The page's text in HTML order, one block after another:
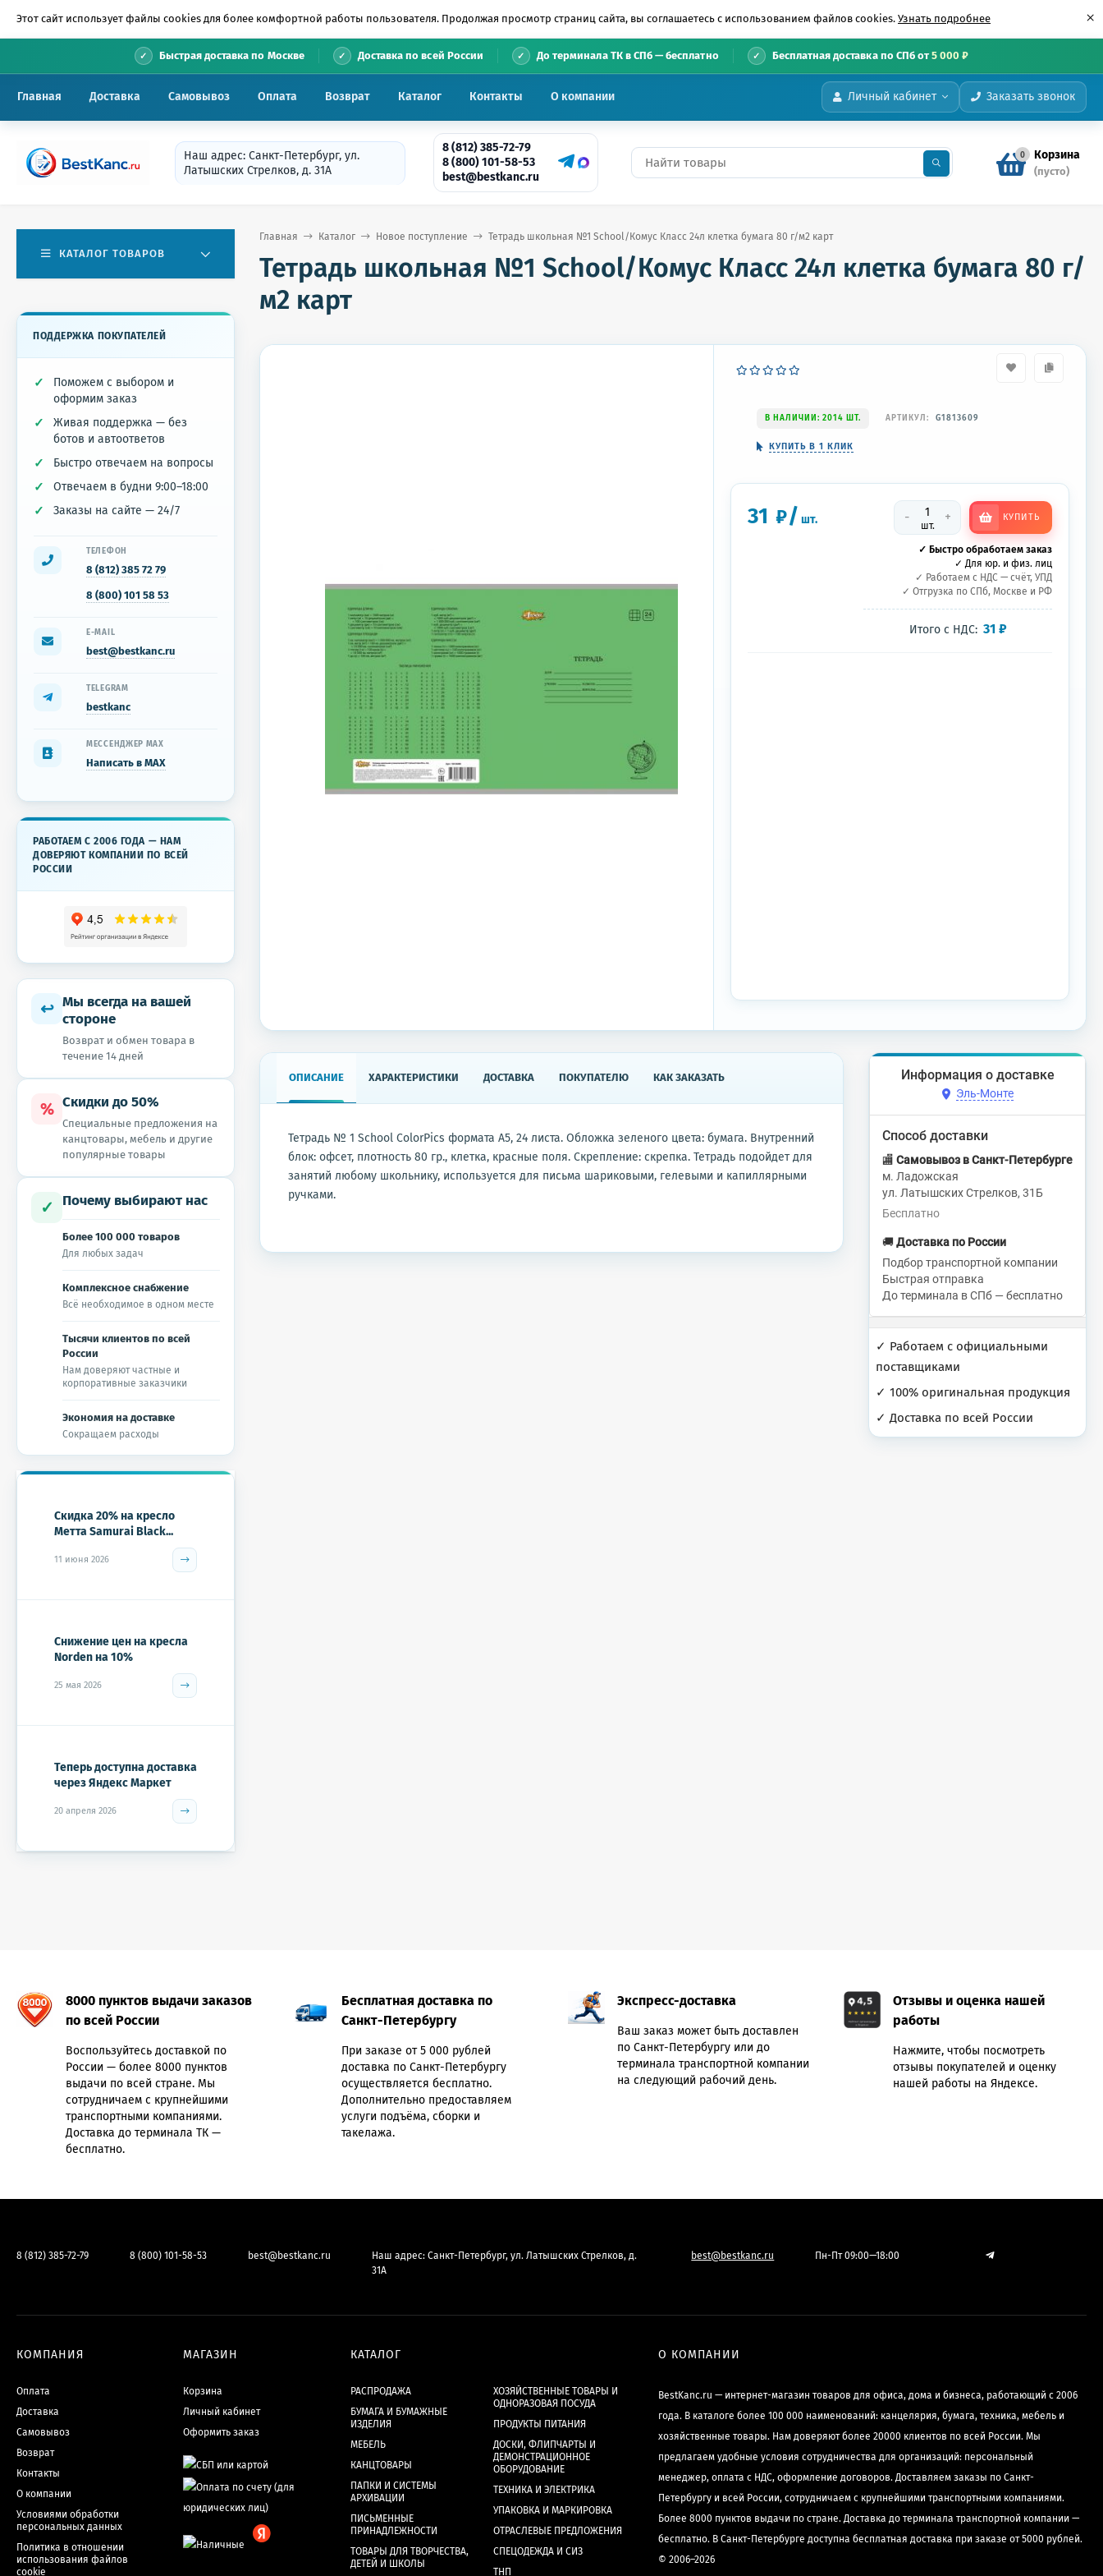
Этот сайт использует файлы cookies для более комфортной работы пользователя. Продолжая просмотр страниц сайта, вы соглашаетесь с использованием файлов cookies. Узнать подробнее ×
Быстрая доставка по Москве Доставка по всей России До терминала ТК в СПб — бесплатно Бесплатная доставка по СПб от5 000 ₽
Личный кабинет Заказать звонок
Главная Доставка Самовывоз Оплата Возврат Каталог Контакты О компании
Наш адрес: Санкт-Петербург, ул.
Латышских Стрелков, д. 31А
8 (812) 385-72-79
8 (800) 101-58-53
best@bestkanc.ru
0 Корзина
(пусто)
Главная Каталог Новое поступление Тетрадь школьная №1 School/Комус Класс 24л клетка бумага 80 г/м2 карт
Тетрадь школьная №1 School/Комус Класс 24л клетка бумага 80 г/
м2 карт
В НАЛИЧИИ: 2014 ШТ. АРТИКУЛ: G1813609
КУПИТЬ В 1 КЛИК
31 ₽/ шт. -
шт.
+ КУПИТЬ
✓ Быстро обработаем заказ
✓ Для юр. и физ. лиц
✓ Работаем с НДС — счёт, УПД
✓ Отгрузка по СПб, Москве и РФ
Итого с НДС: 31 ₽
ОПИСАНИЕ ХАРАКТЕРИСТИКИ ДОСТАВКА ПОКУПАТЕЛЮ КАК ЗАКАЗАТЬ
Тетрадь № 1 School ColorPics формата А5, 24 листа. Обложка зеленого цвета: бумага. Внутренний
блок: офсет, плотность 80 гр., клетка, красные поля. Скрепление: скрепка. Тетрадь подойдет для
занятий любому школьнику, используется для письма шариковыми, гелевыми и капиллярными
ручками.
Информация о доставке
Эль-Монте
Способ доставки
🏬 Самовывоз в Санкт-Петербурге
м. Ладожская
ул. Латышских Стрелков, 31Б
Бесплатно
🚚 Доставка по России
Подбор транспортной компании
Быстрая отправка
До терминала в СПб — бесплатно
✓ Работаем с официальными
поставщиками
✓ 100% оригинальная продукция
✓ Доставка по всей России
КАТАЛОГ ТОВАРОВ
ПОДДЕРЖКА ПОКУПАТЕЛЕЙ
Поможем с выбором и
оформим заказ
Живая поддержка — без
ботов и автоответов
Быстро отвечаем на вопросы
Отвечаем в будни 9:00–18:00
Заказы на сайте — 24/7
ТЕЛЕФОН
8 (812) 385 72 79
8 (800) 101 58 53
E-MAIL
best@bestkanc.ru
TELEGRAM
bestkanc
МЕССЕНДЖЕР MAX
Написать в MAX
РАБОТАЕМ С 2006 ГОДА — НАМ
ДОВЕРЯЮТ КОМПАНИИ ПО ВСЕЙ
РОССИИ
↩ Мы всегда на вашей
стороне
Возврат и обмен товара в
течение 14 дней
% Скидки до 50%
Специальные предложения на
канцтовары, мебель и другие
популярные товары
✓ Почему выбирают нас
Более 100 000 товаров
Для любых задач
Комплексное снабжение
Всё необходимое в одном месте
Тысячи клиентов по всей
России
Нам доверяют частные и
корпоративные заказчики
Экономия на доставке
Сокращаем расходы
Скидка 20% на кресло
Метта Samurai Black...
11 июня 2026
Снижение цен на кресла
Norden на 10%
25 мая 2026
Теперь доступна доставка
через Яндекс Маркет
20 апреля 2026
8000 пунктов выдачи заказов
по всей России
Воспользуйтесь доставкой по
России — более 8000 пунктов
выдачи по всей стране. Мы
сотрудничаем с крупнейшими
транспортными компаниями.
Доставка до терминала ТК —
бесплатно.
Бесплатная доставка по
Санкт-Петербургу
При заказе от 5 000 рублей
доставка по Санкт-Петербургу
осуществляется бесплатно.
Дополнительно предоставляем
услуги подъёма, сборки и
такелажа.
Экспресс-доставка
Ваш заказ может быть доставлен
по Санкт-Петербургу или до
терминала транспортной компании
на следующий рабочий день.
Отзывы и оценка нашей
работы
Нажмите, чтобы посмотреть
отзывы покупателей и оценку
нашей работы на Яндексе.
8 (812) 385-72-79 8 (800) 101-58-53 best@bestkanc.ru
Наш адрес: Санкт-Петербург, ул. Латышских Стрелков, д.
31А
best@bestkanc.ru Пн-Пт 09:00—18:00
КОМПАНИЯ
Оплата
Доставка
Самовывоз
Возврат
Контакты
О компании
Условиями обработки
персональных данных
Политика в отношении
использования файлов
cookie
МАГАЗИН
Корзина
Личный кабинет
Оформить заказ
КАТАЛОГ
РАСПРОДАЖА
БУМАГА И БУМАЖНЫЕ
ИЗДЕЛИЯ
МЕБЕЛЬ
КАНЦТОВАРЫ
ПАПКИ И СИСТЕМЫ
АРХИВАЦИИ
ПИСЬМЕННЫЕ
ПРИНАДЛЕЖНОСТИ
ТОВАРЫ ДЛЯ ТВОРЧЕСТВА,
ДЕТЕЙ И ШКОЛЫ
ХОЗЯЙСТВЕННЫЕ ТОВАРЫ И
ОДНОРАЗОВАЯ ПОСУДА
ПРОДУКТЫ ПИТАНИЯ
ДОСКИ, ФЛИПЧАРТЫ И
ДЕМОНСТРАЦИОННОЕ
ОБОРУДОВАНИЕ
ТЕХНИКА И ЭЛЕКТРИКА
УПАКОВКА И МАРКИРОВКА
ОТРАСЛЕВЫЕ ПРЕДЛОЖЕНИЯ
СПЕЦОДЕЖДА И СИЗ
ТНП
О КОМПАНИИ
BestKanc.ru — интернет-магазин товаров для офиса, дома и бизнеса, работающий с 2006
года. В каталоге более 100 000 наименований: канцелярия, бумага, техника, мебель и
хозяйственные товары. Нам доверяют более 20000 клиентов по всей России. Мы
предлагаем удобные условия сотрудничества для организаций: персональный
менеджер, оплата с НДС, оформление договоров. Доставляем заказы по Санкт-
Петербургу и всей России, сотрудничаем с крупнейшими транспортными компаниями.
Более 8000 пунктов выдачи по стране. Доставка до терминала транспортной компании —
бесплатно. В Санкт-Петербурге доступна бесплатная доставка при заказе от 5000 рублей.
© 2006–2026